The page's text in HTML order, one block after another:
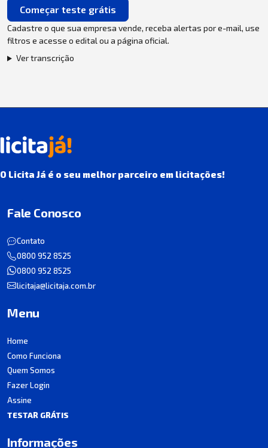
Começar teste grátis
Cadastre o que sua empresa vende, receba alertas por e-mail, use
filtros e acesse o edital ou a página oficial.
Ver transcrição
O Licita Já é o seu melhor parceiro em licitações!
Fale Conosco
Contato
0800 952 8525
0800 952 8525
licitaja@licitaja.com.br
Menu
Home
Como Funciona
Quem Somos
Fazer Login
Assine
TESTAR GRÁTIS
Informações